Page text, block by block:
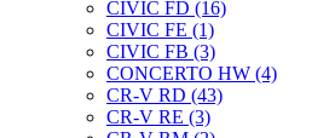
CIVIC FD (16)
CIVIC FE (1)
CIVIC FB (3)
CONCERTO HW (4)
CR-V RD (43)
CR-V RE (3)